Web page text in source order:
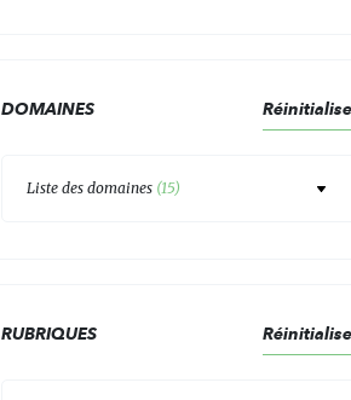
DOMAINES
Liste des domaines (15)
RUBRIQUES